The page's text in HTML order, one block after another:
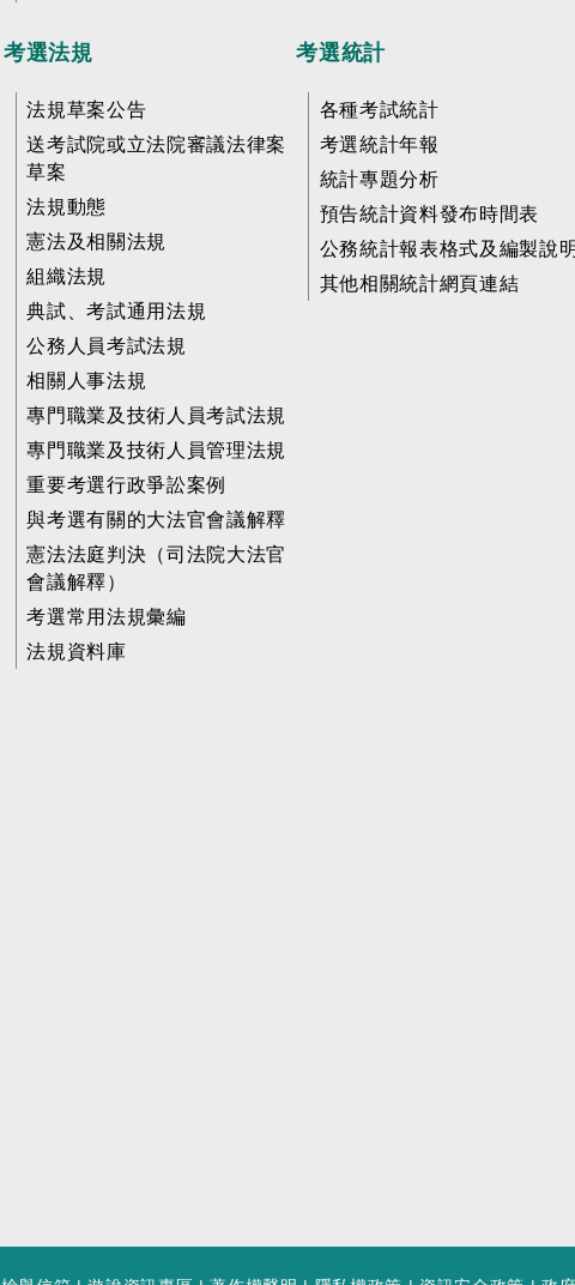
考選法規
法規草案公告
送考試院或立法院審議法律案
草案
法規動態
憲法及相關法規
組織法規
典試、考試通用法規
公務人員考試法規
相關人事法規
專門職業及技術人員考試法規
專門職業及技術人員管理法規
重要考選行政爭訟案例
與考選有關的大法官會議解釋
憲法法庭判決（司法院大法官
會議解釋）
考選常用法規彙編
法規資料庫
考選統計
各種考試統計
考選統計年報
統計專題分析
預告統計資料發布時間表
公務統計報表格式及編製說
其他相關統計網頁連結